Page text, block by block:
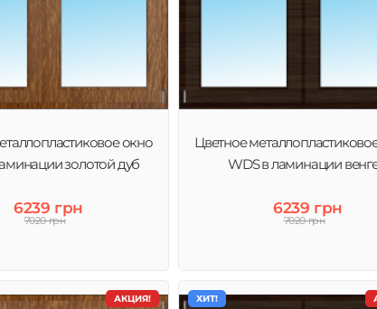
окно
золотой дуб
6239 грн
7020 грн
Цветное
WDS в ламинации
6239 грн
7020 грн
АКЦИЯ! ХИТ!